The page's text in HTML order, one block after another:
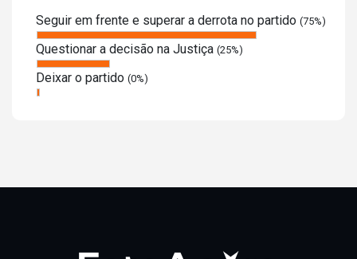
Seguir em frente e superar a derrota no partido (75%)
Questionar a decisão na Justiça (25%)
Deixar o partido (0%)